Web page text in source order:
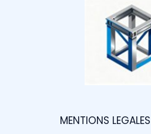
MENTIONS LEGALES